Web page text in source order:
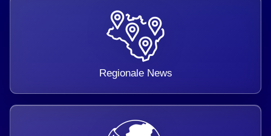
Regionale News